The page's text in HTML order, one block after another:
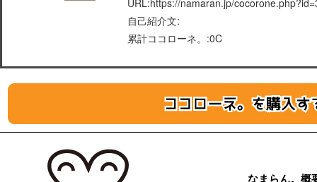
URL:https://namaran.jp/
自己紹介文:
累計ココローネ。:0C
なまらん。概